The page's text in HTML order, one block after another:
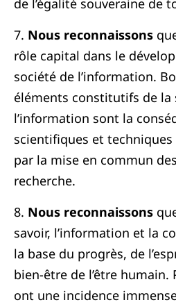
de l’égalité souveraine de
7. Nous reconnaissons
rôle capital dans le
société de l’information.
éléments constitutifs de la
l’information sont la
scientifiques et
par la mise en commun
recherche.
8. Nous reconnaissons
savoir, l’information et la
la base du progrès, de
bien-être de l’être humain.
ont une incidence